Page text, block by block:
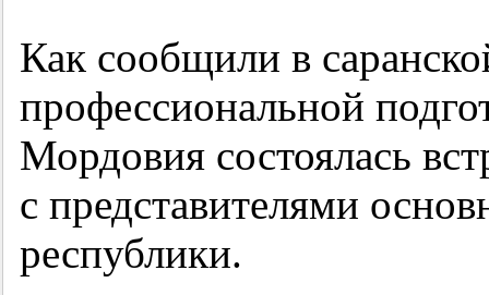
Как сообщили в
профессиональной
Мордовия состоялась
с представителями
республики.